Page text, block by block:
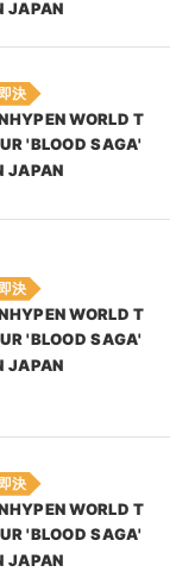
JAPAN
即決
WORLD T
'BLOOD SAGA'
JAPAN
即決
WORLD T
'BLOOD SAGA'
JAPAN
決
WORLD T
'BLOOD SAGA'
JAPAN